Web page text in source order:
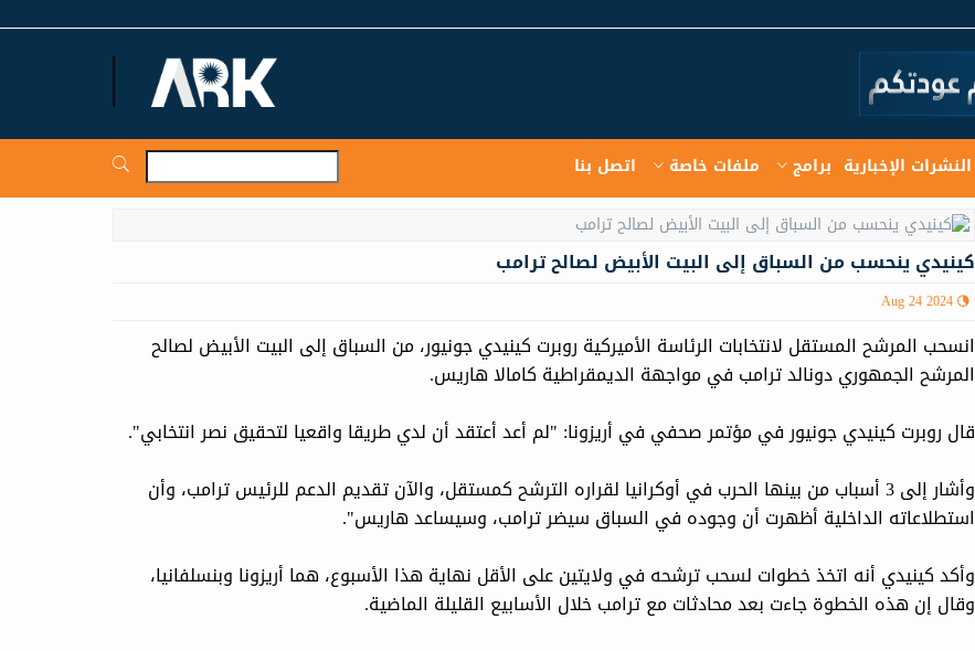
النشرات الإخبارية برامج ملفات خاصة اتصل بنا
كينيدي ينحسب من السباق إلى البيت الأبيض لصالح ترامب
Aug 24 2024
انسحب المرشح المستقل لانتخابات الرئاسة الأميركية روبرت كينيدي جونيور، من السباق إلى البيت الأبيض لصالح
المرشح الجمهوري دونالد ترامب في مواجهة الديمقراطية كامالا هاريس.
قال روبرت كينيدي جونيور في مؤتمر صحفي في أريزونا: "لم أعد أعتقد أن لدي طريقا واقعيا لتحقيق نصر انتخابي".
وأشار إلى 3 أسباب من بينها الحرب في أوكرانيا لقراره الترشح كمستقل، والآن تقديم الدعم للرئيس ترامب، وأن
استطلاعاته الداخلية أظهرت أن وجوده في السباق سيضر ترامب، وسيساعد هاريس".
وأكد كينيدي أنه اتخذ خطوات لسحب ترشحه في ولايتين على الأقل نهاية هذا الأسبوع، هما أريزونا وبنسلفانيا،
وقال إن هذه الخطوة جاءت بعد محادثات مع ترامب خلال الأسابيع القليلة الماضية.